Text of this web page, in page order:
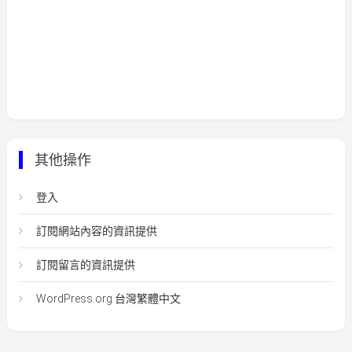
其他操作
登入
訂閱網站內容的資訊提供
訂閱留言的資訊提供
WordPress.org 台灣繁體中文